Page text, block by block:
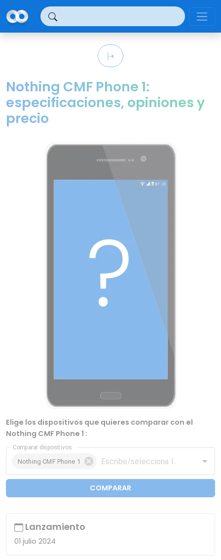
Nothing CMF Phone 1:
especificaciones, opiniones y
precio
Elige los dispositivos que quieres comparar con el
Nothing CMF Phone 1 :
Comparar dispositivos
Nothing CMF Phone 1
COMPARAR
Lanzamiento
01 julio 2024
Panel de gestión de cookies